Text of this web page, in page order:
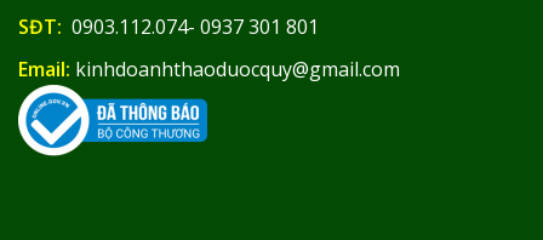
SĐT: 0903.112.074- 0937 301 801
Email: kinhdoanhthaoduocquy@gmail.com